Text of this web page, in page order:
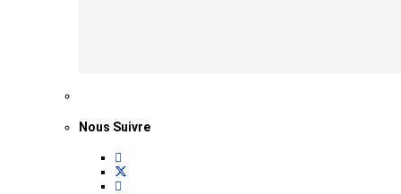
Nous Suivre